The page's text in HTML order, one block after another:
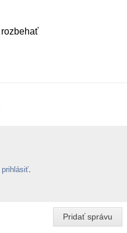
rozbehať
Pridať správu